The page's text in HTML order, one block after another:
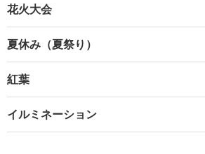
花火大会
夏休み（夏祭り）
紅葉
イルミネーション